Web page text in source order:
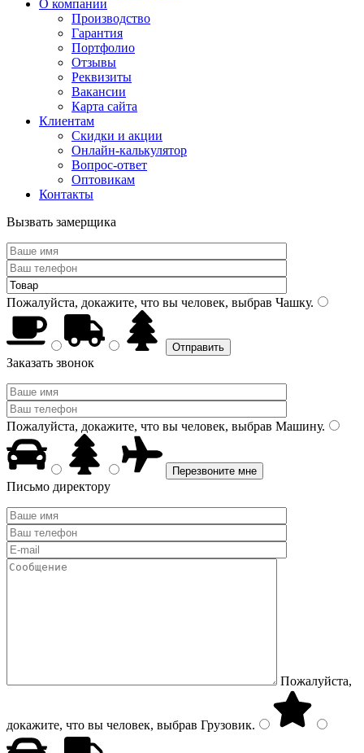
О компании
Производство
Гарантия
Портфолио
Отзывы
Реквизиты
Вакансии
Карта сайта
Клиентам
Скидки и акции
Онлайн-калькулятор
Вопрос-ответ
Оптовикам
Контакты
Вызвать замерщика
Пожалуйста, докажите, что вы человек, выбрав Чашку.
Заказать звонок
Пожалуйста, докажите, что вы человек, выбрав Машину.
Письмо директору
Пожалуйста,
докажите, что вы человек, выбрав Грузовик.